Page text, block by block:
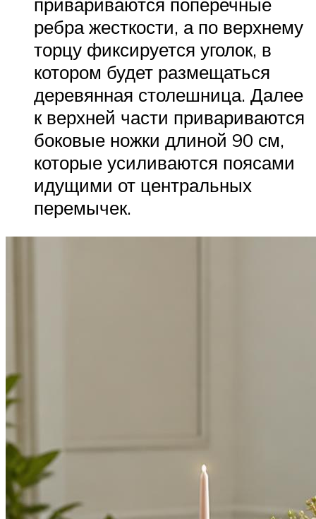
ребра жесткости, а по верхнему
торцу фиксируется уголок, в
котором будет размещаться
деревянная столешница. Далее
к верхней части привариваются
боковые ножки длиной 90 см,
которые усиливаются поясами
идущими от центральных
перемычек.